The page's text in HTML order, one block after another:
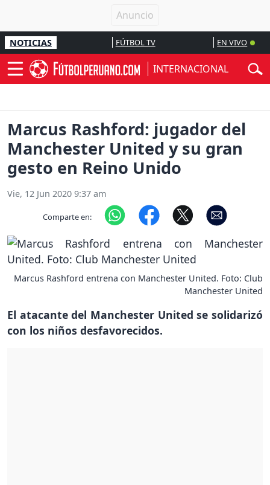
NOTICIAS FÚTBOL TV EN VIVO
INTERNACIONAL
Marcus Rashford: jugador del
Manchester United y su gran
gesto en Reino Unido
Vie, 12 Jun 2020 9:37 am
Comparte en:
Marcus Rashford entrena con Manchester United. Foto: Club
Manchester United
El atacante del Manchester United se solidarizó
con los niños desfavorecidos.